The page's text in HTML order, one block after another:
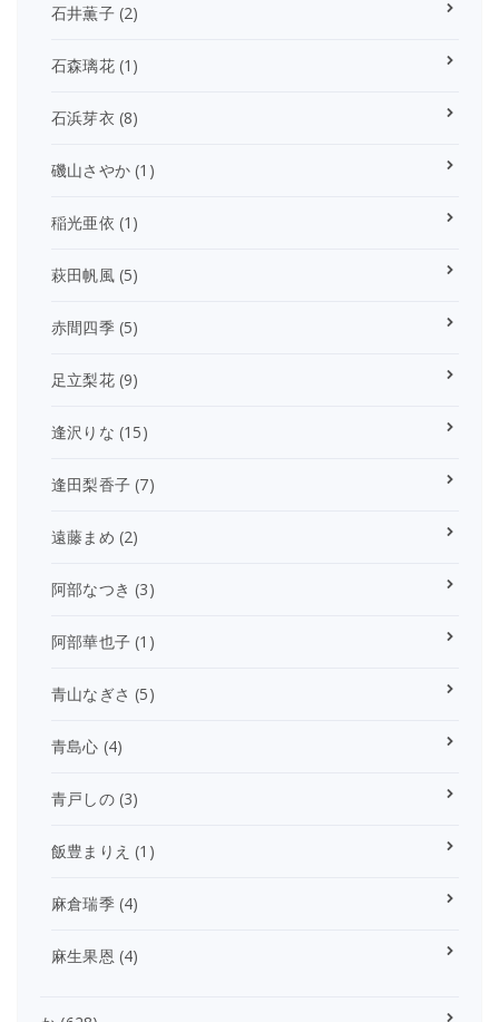
石井薫子(2)
石森璃花(1)
石浜芽衣 (8)
磯山さやか (1)
稲光亜依 (1)
萩田帆風(5)
赤間四季(5)
足立梨花(9)
逢沢りな (15)
逢田梨香子 (7)
遠藤まめ (2)
阿部なつき (3)
阿部華也子 (1)
青山なぎさ (5)
青島心 (4)
青戸しの(3)
飯豊まりえ (1)
麻倉瑞季(4)
麻生果恩 (4)